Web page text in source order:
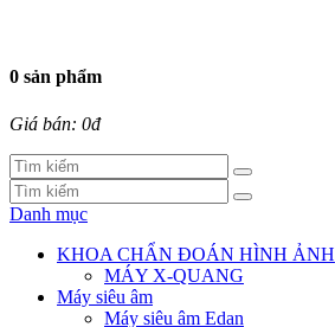
0 sản phẩm
Giá bán: 0đ
Danh mục
KHOA CHẨN ĐOÁN HÌNH ẢNH
MÁY X-QUANG
Máy siêu âm
Máy siêu âm Edan